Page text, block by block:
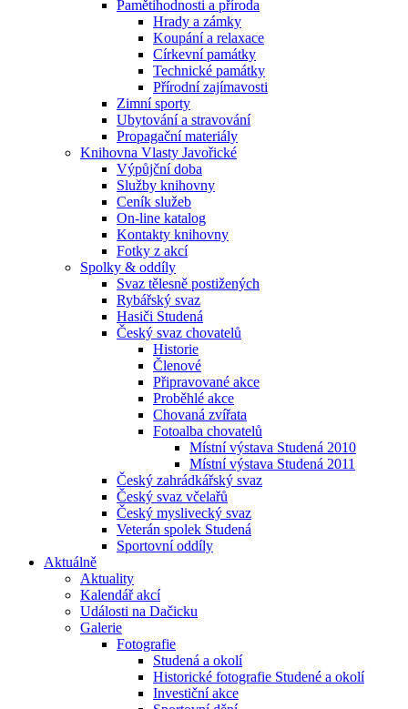
Pamětihodnosti a příroda
Hrady a zámky
Koupání a relaxace
Církevní památky
Technické památky
Přírodní zajímavosti
Zimní sporty
Ubytování a stravování
Propagační materiály
Knihovna Vlasty Javořické
Výpůjční doba
Služby knihovny
Ceník služeb
On-line katalog
Kontakty knihovny
Fotky z akcí
Spolky & oddíly
Svaz tělesně postižených
Rybářský svaz
Hasiči Studená
Český svaz chovatelů
Historie
Členové
Připravované akce
Proběhlé akce
Chovaná zvířata
Fotoalba chovatelů
Místní výstava Studená 2010
Místní výstava Studená 2011
Český zahrádkářský svaz
Český svaz včelařů
Český myslivecký svaz
Veterán spolek Studená
Sportovní oddíly
Aktuálně
Aktuality
Kalendář akcí
Události na Dačicku
Galerie
Fotografie
Studená a okolí
Historické fotografie Studené a okolí
Investiční akce